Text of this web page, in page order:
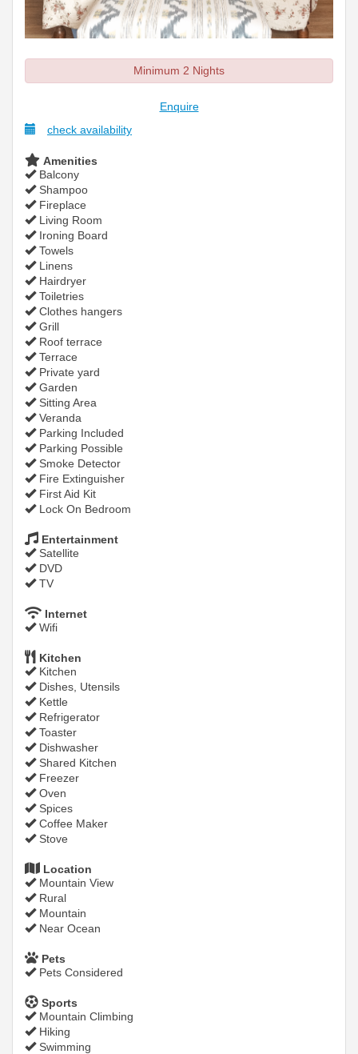
Minimum 2 Nights
Enquire
check availability
Amenities
Balcony
Shampoo
Fireplace
Living Room
Ironing Board
Towels
Linens
Hairdryer
Toiletries
Clothes hangers
Grill
Roof terrace
Terrace
Private yard
Garden
Sitting Area
Veranda
Parking Included
Parking Possible
Smoke Detector
Fire Extinguisher
First Aid Kit
Lock On Bedroom
Entertainment
Satellite
DVD
TV
Internet
Wifi
Kitchen
Kitchen
Dishes, Utensils
Kettle
Refrigerator
Toaster
Dishwasher
Shared Kitchen
Freezer
Oven
Spices
Coffee Maker
Stove
Location
Mountain View
Rural
Mountain
Near Ocean
Pets
Pets Considered
Sports
Mountain Climbing
Hiking
Swimming